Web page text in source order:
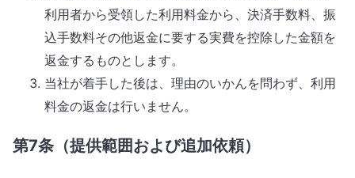
利用者から受領した利用料金から、決済手数料、振
込手数料その他返金に要する実費を控除した金額を
返金するものとします。
当社が着手した後は、理由のいかんを問わず、利用
料金の返金は行いません。
第7条（提供範囲および追加依頼）